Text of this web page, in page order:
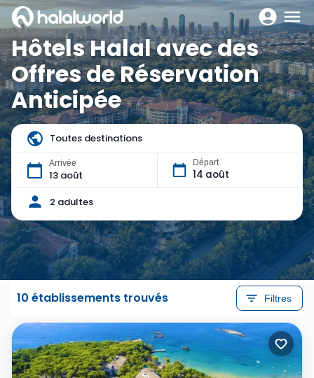
Hôtels Halal avec des
Offres de Réservation
Anticipée
Toutes destinations
Arrivée
13 août
Départ
14 août
2 adultes
10 établissements trouvés Filtres